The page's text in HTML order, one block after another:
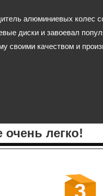
алюминиевых колес
диски и завоевал
своими качеством и
очень легко!